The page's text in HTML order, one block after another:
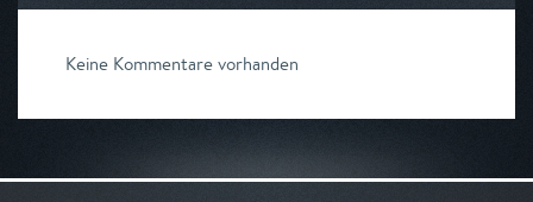
Keine Kommentare vorhanden